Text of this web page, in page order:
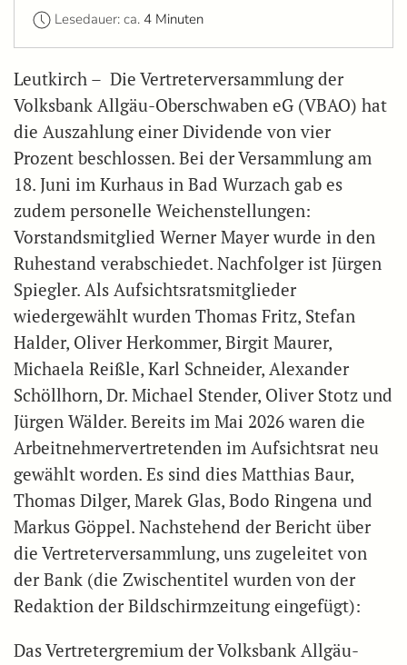
Lesedauer: ca. 4 Minuten
Leutkirch – Die Vertreterversammlung der
Volksbank Allgäu-Oberschwaben eG (VBAO) hat
die Auszahlung einer Dividende von vier
Prozent beschlossen. Bei der Versammlung am
18. Juni im Kurhaus in Bad Wurzach gab es
zudem personelle Weichenstellungen:
Vorstandsmitglied Werner Mayer wurde in den
Ruhestand verabschiedet. Nachfolger ist Jürgen
Spiegler. Als Aufsichtsratsmitglieder
wiedergewählt wurden Thomas Fritz, Stefan
Halder, Oliver Herkommer, Birgit Maurer,
Michaela Reißle, Karl Schneider, Alexander
Schöllhorn, Dr. Michael Stender, Oliver Stotz und
Jürgen Wälder. Bereits im Mai 2026 waren die
Arbeitnehmervertretenden im Aufsichtsrat neu
gewählt worden. Es sind dies Matthias Baur,
Thomas Dilger, Marek Glas, Bodo Ringena und
Markus Göppel. Nachstehend der Bericht über
die Vertreterversammlung, uns zugeleitet von
der Bank (die Zwischentitel wurden von der
Redaktion der Bildschirmzeitung eingefügt):
Das Vertretergremium der Volksbank Allgäu-